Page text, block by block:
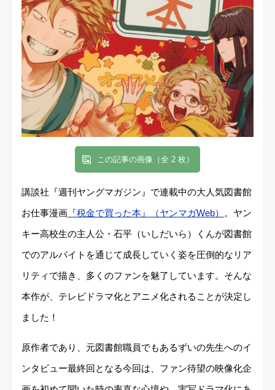
この記事の画像（全 2 枚）
講談社『週刊ヤングマガジン』で連載中の大人気図書館
お仕事漫画 『税金で買った本』（ヤンマガWeb）
。ヤン
キー高校生の主人公・石平（いしだいら）くんが図書館
でのアルバイトを通じて成長していく姿を圧倒的なリア
リティで描き、多くのファンを魅了しています。そんな
本作が、テレビドラマ化とアニメ化されることが決定し
ました！
原作者であり、元図書館職員でもあるずいの先生へのイ
ンタビュー最終回となる今回は、ファン待望の映像化企